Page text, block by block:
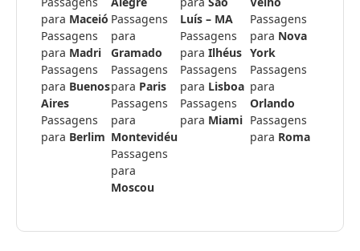
para Maceió
Passagens
para Madri
Passagens
para Buenos
Aires
Passagens
para Berlim
Passagens
para
Gramado
Passagens
para Paris
Passagens
para
Montevidéu
Passagens
para
Moscou
Luís – MA
Passagens
para Ilhéus
Passagens
para Lisboa
Passagens
para Miami
Passagens
para Nova
York
Passagens
para
Orlando
Passagens
para Roma